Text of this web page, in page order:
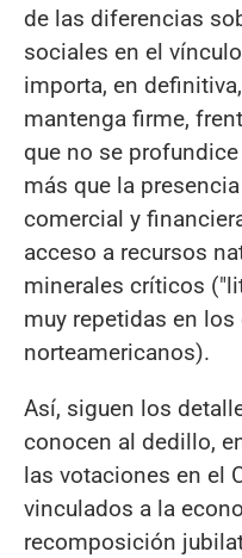
de las diferencias
sociales en el
importa, en
mantenga firme,
que no se
más que la
comercial y
acceso a recursos
minerales críticos
muy repetidas en
norteamericanos).
Así, siguen los
conocen al dedillo,
las votaciones en el
vinculados a la
recomposición